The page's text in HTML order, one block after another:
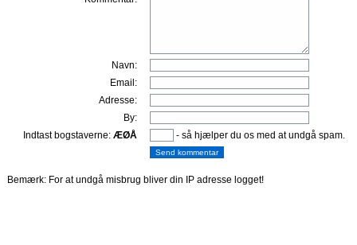
Navn:
Email:
Adresse:
By:
Indtast bogstaverne: ÆØÅ - så hjælper du os med at undgå spam.
Bemærk: For at undgå misbrug bliver din IP adresse logget!